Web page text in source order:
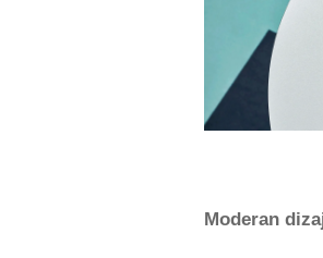
Moderan